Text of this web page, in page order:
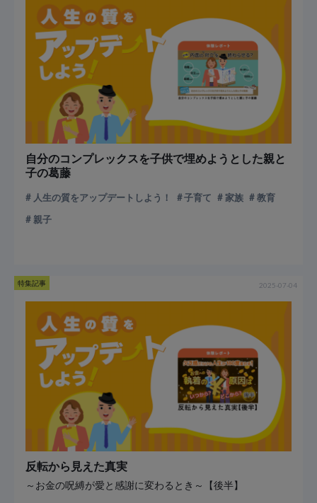
自分のコンプレックスを子供で埋めようとした親と
子の葛藤
人生の質をアップデートしよう！ 子育て 家族
教育
親子
特集記事 2025-07-04
反転から見えた真実
～お金の呪縛が愛と感謝に変わるとき～【後半】